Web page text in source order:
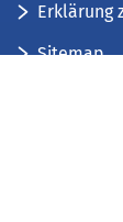
Erklärung
Sitemap